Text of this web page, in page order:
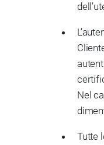
Nel
Tutte